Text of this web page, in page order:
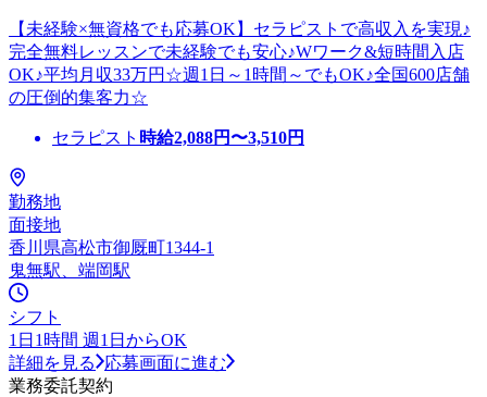
【未経験×無資格でも応募OK】セラピストで高収入を実現♪
完全無料レッスンで未経験でも安心♪Wワーク&短時間入店
OK♪平均月収33万円☆週1日～1時間～でもOK♪全国600店舗
の圧倒的集客力☆
セラピスト 時給2,088円〜3,510円
勤務地
面接地
香川県高松市御厩町1344-1
鬼無駅、端岡駅
シフト
1日1時間 週1日からOK
詳細を見る
応募画面に進む
業務委託契約